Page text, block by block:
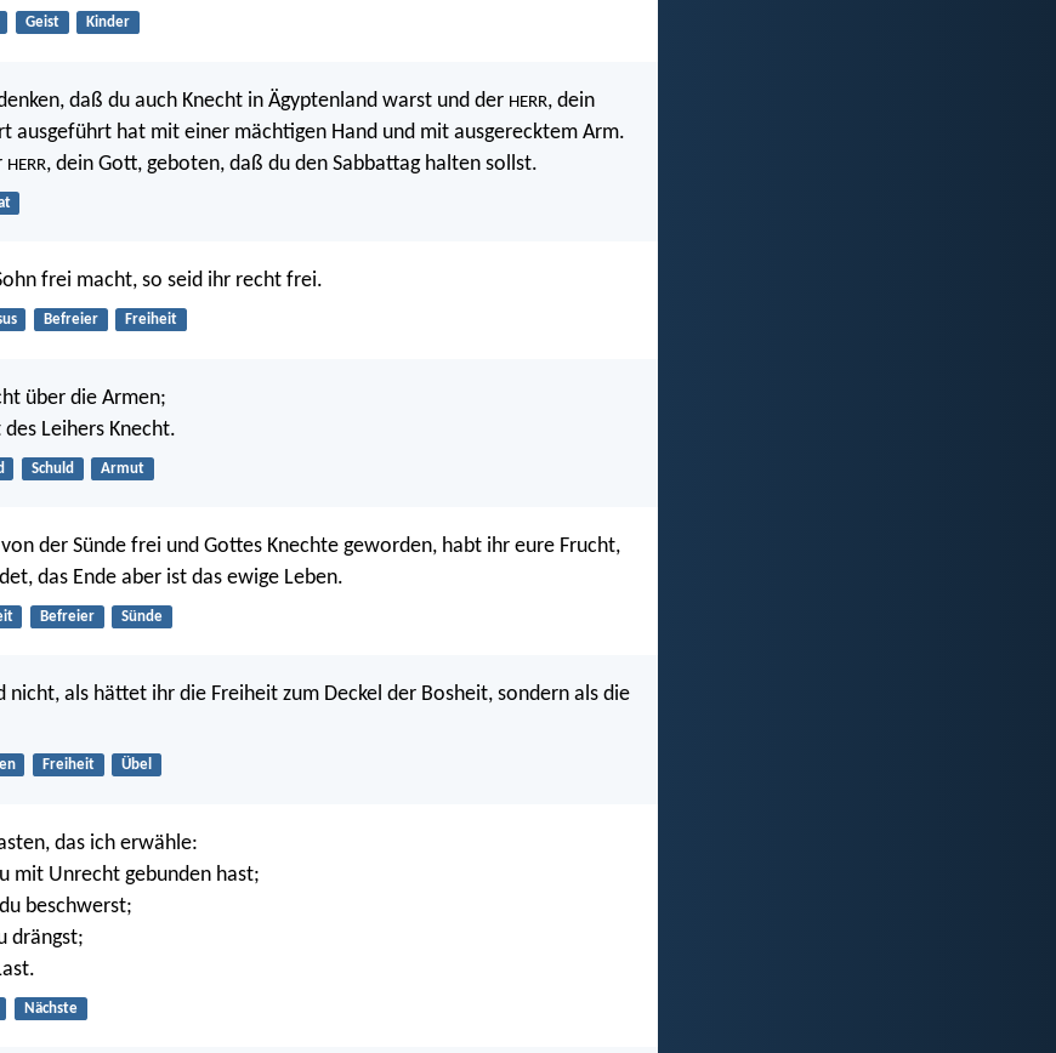
Geist Kinder
daß du auch Knecht in Ägyptenland warst und der HERR, dein
ausgeführt hat mit einer mächtigen Hand und mit ausgerecktem Arm.
HERR, dein Gott, geboten, daß du den Sabbattag halten sollst.
frei macht, so seid ihr recht frei.
Befreier Freiheit
über die Armen;
Leihers Knecht.
Schuld Armut
der Sünde frei und Gottes Knechte geworden, habt ihr eure Frucht,
das Ende aber ist das ewige Leben.
Befreier Sünde
nicht, als hättet ihr die Freiheit zum Deckel der Bosheit, sondern als die
Freiheit Übel
das ich erwähle:
mit Unrecht gebunden hast;
beschwerst;
drängst;
Nächste